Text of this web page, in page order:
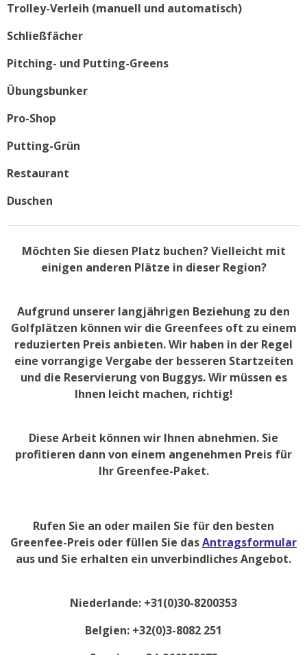
Trolley-Verleih (manuell und automatisch)
Schließfächer
Pitching- und Putting-Greens
Übungsbunker
Pro-Shop
Putting-Grün
Restaurant
Duschen
Möchten Sie diesen Platz buchen? Vielleicht mit
einigen anderen Plätze in dieser Region?
Aufgrund unserer langjährigen Beziehung zu den
Golfplätzen können wir die Greenfees oft zu einem
reduzierten Preis anbieten. Wir haben in der Regel
eine vorrangige Vergabe der besseren Startzeiten
und die Reservierung von Buggys. Wir müssen es
Ihnen leicht machen, richtig!
Diese Arbeit können wir Ihnen abnehmen. Sie
profitieren dann von einem angenehmen Preis für
Ihr Greenfee-Paket.
Rufen Sie an oder mailen Sie für den besten
Greenfee-Preis oder füllen Sie dasAntragsformular
aus und Sie erhalten ein unverbindliches Angebot.
Niederlande: +31(0)30-8200353
Belgien: +32(0)3-8082 251